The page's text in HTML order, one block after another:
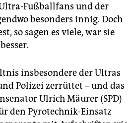
Fußballfans und der
besonders innig. Doch
so sagen es viele, war sie
insbesondere der Ultras
Polizei zerrüttet – und das
Ulrich Mäurer (SPD)
den Pyrotechnik-Einsatz